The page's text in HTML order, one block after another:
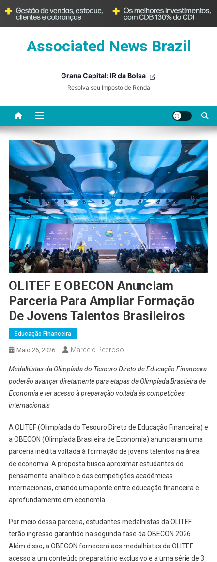
Associated News Brazil
Grana Capital: IR da Bolsa
Resolva seu Imposto de Renda
OLITEF E OBECON Anunciam
Parceria Para Ampliar Formação
De Jovens Talentos Brasileiros
Educação Financeira
Maio 26, 2026 Marcelo Pedroso
Medalhistas da Olimpíada do Tesouro Direto de Educação Financeira
poderão avançar diretamente para etapas da Olimpíada Brasileira de
Economia e ter acesso à preparação voltada às competições
internacionais
A OLITEF (Olimpíada do Tesouro Direto de Educação Financeira) e
a OBECON (Olimpíada Brasileira de Economia) anunciaram uma
parceria inédita voltada à formação de jovens talentos na área
de economia. A proposta busca aproximar estudantes do
pensamento analítico e das competições acadêmicas
internacionais, criando uma ponte entre educação financeira e
aprofundamento em economia.
Por meio dessa parceria, estudantes medalhistas da OLITEF
terão ingresso garantido na segunda fase da OBECON 2026.
Além disso, a OBECON fornecerá aos medalhistas da OLITEF
acesso a um conteúdo preparatório exclusivo e a uma série de 3